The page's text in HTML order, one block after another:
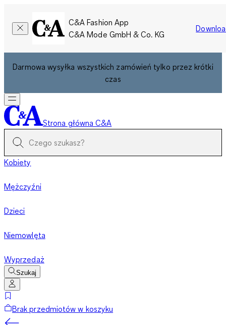
C&A Fashion App
C&A Mode GmbH & Co. KG
Darmowa wysyłka wszystkich zamówień tylko przez krótki
czas
Strona główna C&A
Kobiety
Mężczyźni
Dzieci
Niemowlęta
Wyprzedaż
Szukaj
Brak przedmiotów w koszyku